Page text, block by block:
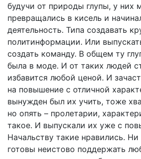
будучи от природы глупы, у них
превращались в кисель и
деятельность. Типа создавать
политинформации. Или
создать команду. В общем ту
была в моде. И от таких людей
избавится любой ценой. И
на повышение с отличной
вынужден был их учить, тоже
но опять – пролетарии,
такое. И выпускали их уже с
Начальству такие нравились.
готовы неистово поддержать